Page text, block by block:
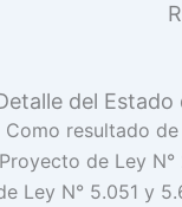
del
Como resultado
Proyecto de Ley
Ley N° 5.051 y